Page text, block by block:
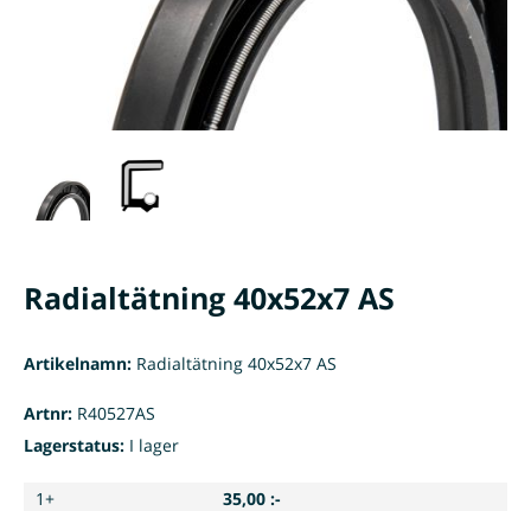
Radialtätning 40x52x7 AS
Artikelnamn: Radialtätning 40x52x7 AS
Artnr: R40527AS
Lagerstatus: I lager
1+
35,00 :-